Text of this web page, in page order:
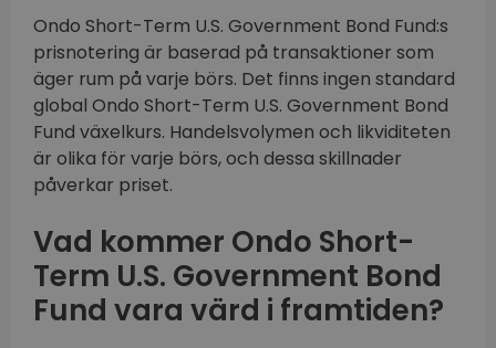
Ondo Short-Term U.S. Government Bond Fund:s
prisnotering är baserad på transaktioner som
äger rum på varje börs. Det finns ingen standard
global Ondo Short-Term U.S. Government Bond
Fund växelkurs. Handelsvolymen och likviditeten
är olika för varje börs, och dessa skillnader
påverkar priset.
Vad kommer Ondo Short-
Term U.S. Government Bond
Fund vara värd i framtiden?